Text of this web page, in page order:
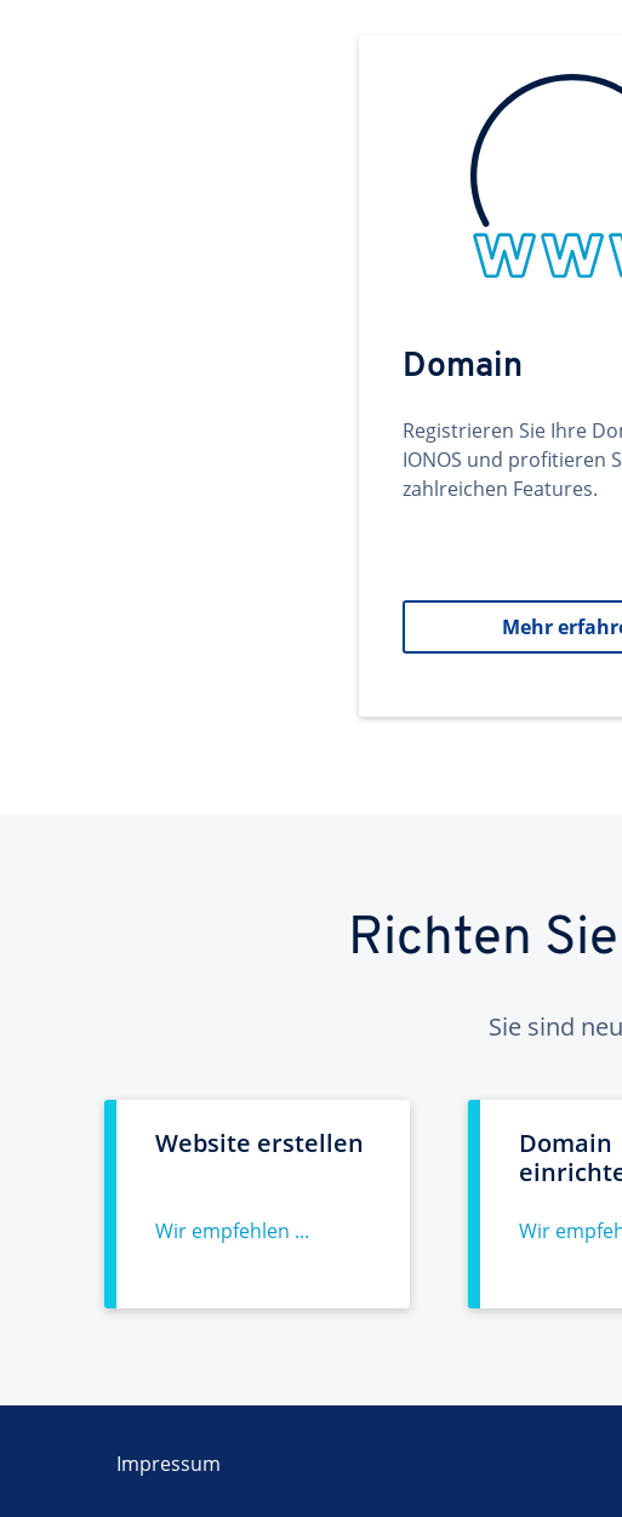
Domain
Registrieren Sie Ihre
IONOS und profitieren
zahlreichen Features.
Mehr
Richten
Sie sind
Website erstellen
Wir empfehlen ...
Domain
Wir
Impressum